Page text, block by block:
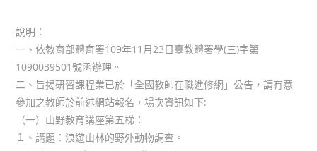
說明：
一、依教育部體育署109年11月23日臺教體署學(三)字第
1090039501號函辦理。
二、旨揭研習課程業已於「全國教師在職進修網」公告，請有意
參加之教師於前述網站報名，場次資訊如下:
（一）山野教育講座第五梯：
１、講題：浪遊山林的野外動物調查。